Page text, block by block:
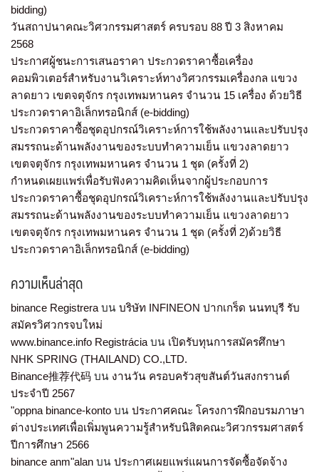
bidding)
วันสถาปนาคณะวิศวกรรมศาสตร์ ครบรอบ 88 ปี 3 สิงหาคม
2568
ประกาศผู้ชนะการเสนอราคา ประกวดราคาซื้อเครื่อง
คอมพิวเตอร์สำหรับงานวิเคราะห์ทางวิศวกรรมเครื่องกล แขวง
ลาดยาว เขตจตุจักร กรุงเทพมหานคร จำนวน 15 เครื่อง ด้วยวิธี
ประกวดราคาอิเล็กทรอนิกส์ (e-bidding)
ประกวดราคาซื้อชุดอุปกรณ์วิเคราะห์การใช้พลังงานและปรับปรุง
สมรรถนะด้านพลังงานของระบบทำความเย็น แขวงลาดยาว
เขตจตุจักร กรุงเทพมหานคร จำนวน 1 ชุด (ครั้งที่ 2)
กำหนดเผยแพร่เพื่อรับฟังความคิดเห็นจากผู้ประกอบการ
ประกวดราคาซื้อชุดอุปกรณ์วิเคราะห์การใช้พลังงานและปรับปรุง
สมรรถนะด้านพลังงานของระบบทำความเย็น แขวงลาดยาว
เขตจตุจักร กรุงเทพมหานคร จำนวน 1 ชุด (ครั้งที่ 2)ด้วยวิธี
ประกวดราคาอิเล็กทรอนิกส์ (e-bidding)
ความเห็นล่าสุด
binance Registrera บน บริษัท INFINEON ปากเกร็ด นนทบุรี รับ
สมัครวิศวกรจบใหม่
www.binance.info Registrácia บน เปิดรับทุนการสมัครศึกษา
NHK SPRING (THAILAND) CO.,LTD.
Binance推荐代码 บน งานวัน ครอบครัวสุขสันต์วันสงกรานต์
ประจำปี 2567
"oppna binance-konto บน ประกาศคณะ โครงการฝึกอบรมภาษา
ต่างประเทศเพื่อเพิ่มพูนความรู้สำหรับนิสิตคณะวิศวกรรมศาสตร์
ปีการศึกษา 2566
binance anm"alan บน ประกาศเผยแพร่แผนการจัดซื้อจัดจ้าง